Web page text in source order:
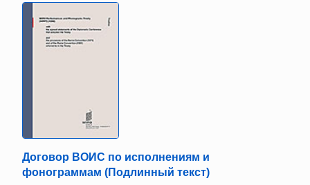
Договор ВОИС по исполнениям и
фонограммам (Подлинный текст)